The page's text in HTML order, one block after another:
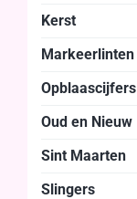
Kerst
Markeerlinten
Opblaascijfers
Oud en Nieuw
Sint Maarten
Slingers